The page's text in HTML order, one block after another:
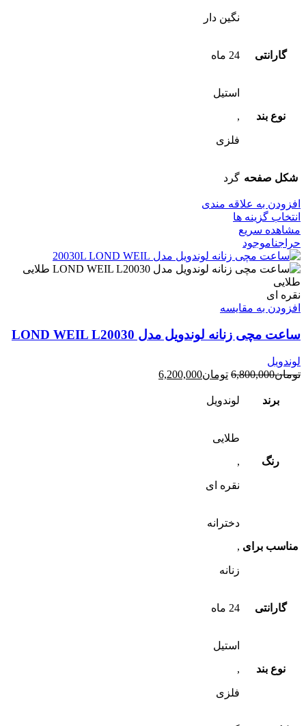
نگین دار
گارانتی 24 ماه
نوع بند
استیل
,
فلزی
شکل صفحه گرد
افزودن به علاقه مندی
انتخاب گزینه ها
مشاهده سریع
حراجناموجود
طلایی
نقره ای
افزودن به مقایسه
ساعت مچی زنانه لوندویل مدل LOND WEIL L20030
لوندویل
تومان6,800,000 تومان6,200,000
برند لوندویل
رنگ
طلایی
,
نقره ای
مناسب برای
دخترانه
,
زنانه
گارانتی 24 ماه
نوع بند
استیل
,
فلزی